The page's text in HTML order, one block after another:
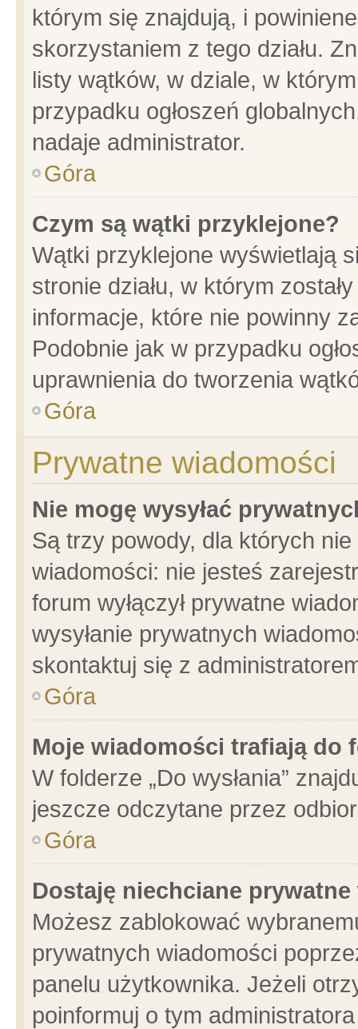
którym się znajdują, i
skorzystaniem z tego działu.
listy wątków, w dziale, w
przypadku ogłoszeń
nadaje administrator.
Góra
Czym są wątki przyklejone?
Wątki przyklejone wyświetlają
stronie działu, w którym
informacje, które nie powinny
Podobnie jak w przypadku
uprawnienia do tworzenia
Góra
Prywatne wiadomości
Nie mogę wysyłać
Są trzy powody, dla których
wiadomości: nie jesteś
forum wyłączył prywatne
wysyłanie prywatnych
skontaktuj się z
Góra
Moje wiadomości trafiają do
W folderze „Do wysłania”
jeszcze odczytane przez
Góra
Dostaję niechciane
Możesz zablokować
prywatnych wiadomości
panelu użytkownika. Jeżeli
poinformuj o tym